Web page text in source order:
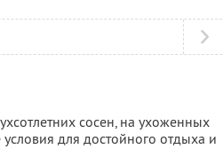
сосен, на ухоженных
для достойного отдыха и